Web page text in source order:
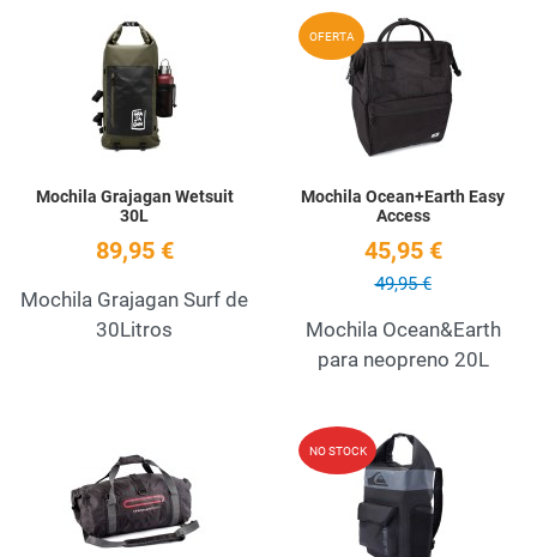
Add to Wishlist
Quick View
Mochila Grajagan Wetsuit
30L
89,95 €
Mochila Grajagan Surf de
30Litros
OFERTA
Mochila Ocean+Earth Easy
Access
45,95 €
49,95 €
Mochila Ocean&Earth
para neopreno 20L
Add to Wishlist
NO STOCK